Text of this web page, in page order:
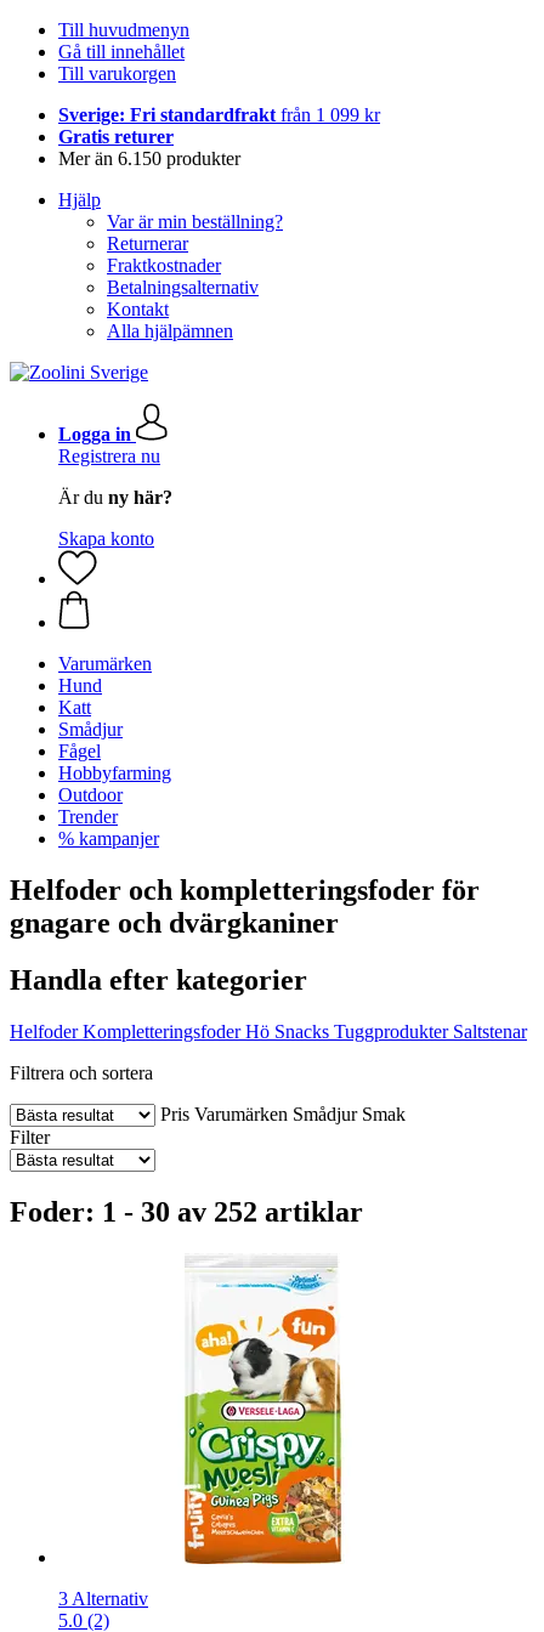
Till huvudmenyn
Gå till innehållet
Till varukorgen
Sverige: Fri standardfrakt från 1 099 kr
Gratis returer
Mer än 6.150 produkter
Hjälp
Var är min beställning?
Returnerar
Fraktkostnader
Betalningsalternativ
Kontakt
Alla hjälpämnen
Logga in
Registrera nu
Är du ny här?
Skapa konto
Varumärken
Hund
Katt
Smådjur
Fågel
Hobbyfarming
Outdoor
Trender
% kampanjer
Helfoder och kompletteringsfoder för
gnagare och dvärgkaniner
Handla efter kategorier
Helfoder Kompletteringsfoder Hö Snacks Tuggprodukter Saltstenar
Filtrera och sortera
Pris Varumärken Smådjur Smak
Filter
Foder: 1 - 30 av 252 artiklar
3 Alternativ
5.0 (2)